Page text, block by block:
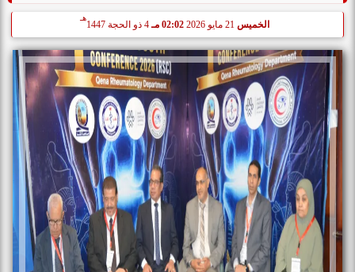
الخميس 02:02 مـ 4 ذو الحجة 1447
هـ